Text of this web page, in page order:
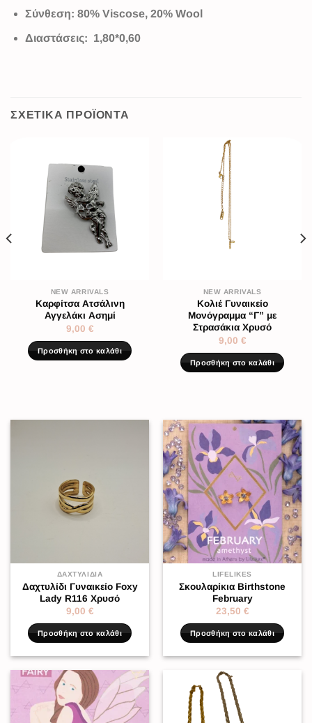
Σύνθεση: 80% Viscose, 20% Wool
Διαστάσεις: 1,80*0,60
ΣΧΕΤΙΚΆ ΠΡΟΪΌΝΤΑ
NEW ARRIVALS
Καρφίτσα Ατσάλινη
Αγγελάκι Ασημί
9,00 €
Προσθήκη στο καλάθι
NEW ARRIVALS
Κολιέ Γυναικείο
Μονόγραμμα “Γ” με
Στρασάκια Χρυσό
9,00 €
Προσθήκη στο καλάθι
ΔΑΧΤΥΛΊΔΙΑ
Δαχτυλίδι Γυναικείο Foxy
Lady R116 Χρυσό
9,00 €
Προσθήκη στο καλάθι
LIFELIKES
Σκουλαρίκια Birthstone
February
23,50 €
Προσθήκη στο καλάθι